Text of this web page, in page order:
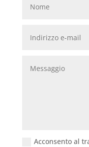
Acconsento al